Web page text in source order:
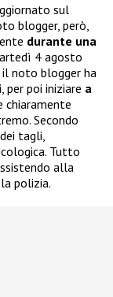
sul
blogger, però,
durante una
4 agosto
noto blogger ha
poi iniziare a
chiaramente
Secondo
tagli,
Tutto
alla
polizia.